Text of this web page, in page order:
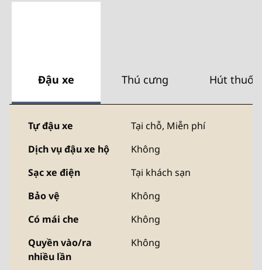
Đậu xe Thú cưng Hút thuốc
Tự đậu xe Tại chỗ, Miễn phí
Dịch vụ đậu xe hộ
Không
Sạc xe điện
Tại khách sạn
Bảo vệ
Không
Có mái che
Không
Quyền vào/ra
nhiều lần
Không